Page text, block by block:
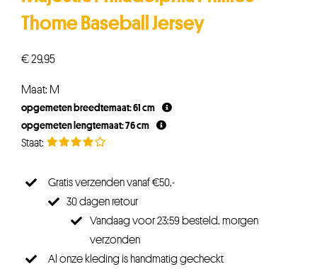
Thome Baseball Jersey
€29,95
Maat: M
opgemeten breedtemaat: 61 cm
opgemeten lengtemaat: 76 cm
Gratis verzenden vanaf €50,-
30 dagen retour
Vandaag voor 23:59 besteld, morgen
verzonden
Al onze kleding is handmatig gecheckt